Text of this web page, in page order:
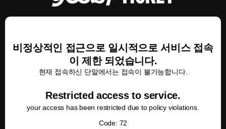
비정상적인 접근으로 일시적으로 서비스 접속
이 제한 되었습니다.
현재 접속하신 단말에서는 접속이 불가능합니다.
Restricted access to service.
your access has been restricted due to policy violations.
Code: 72